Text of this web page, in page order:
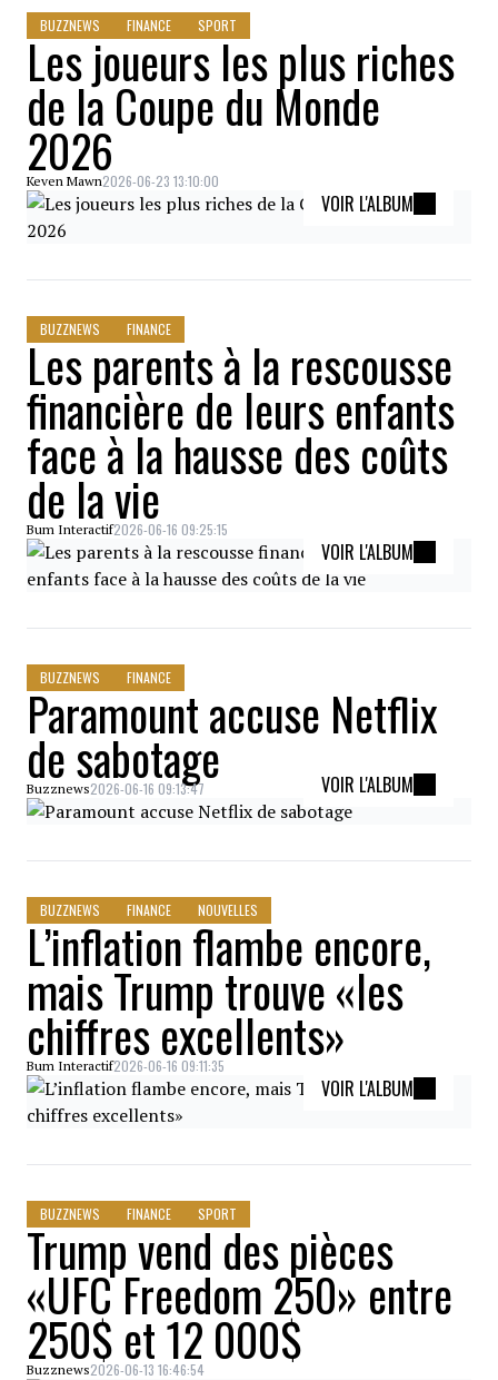
BUZZNEWS FINANCE SPORT
Les joueurs les plus riches
de la Coupe du Monde
2026
Keven Mawn2026-06-23 13:10:00
VOIR L'ALBUM
BUZZNEWS FINANCE
Les parents à la rescousse
financière de leurs enfants
face à la hausse des coûts
de la vie
Bum Interactif2026-06-16 09:25:15
VOIR L'ALBUM
BUZZNEWS FINANCE
Paramount accuse Netflix
de sabotage
Buzznews2026-06-16 09:13:47 VOIR L'ALBUM
BUZZNEWS FINANCE NOUVELLES
L’inflation flambe encore,
mais Trump trouve «les
chiffres excellents»
Bum Interactif2026-06-16 09:11:35
VOIR L'ALBUM
BUZZNEWS FINANCE SPORT
Trump vend des pièces
«UFC Freedom 250» entre
250$ et 12 000$
Buzznews2026-06-13 16:46:54